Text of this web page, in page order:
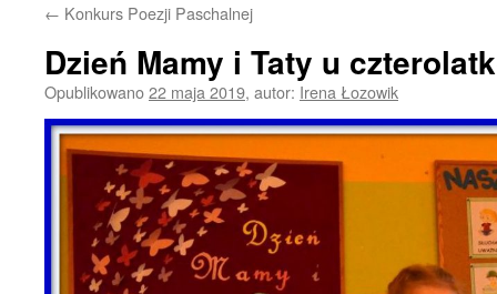
← Konkurs Poezji Paschalnej
Dzień Mamy i Taty u
Opublikowano22 maja 2019, autor: Irena Łozowik